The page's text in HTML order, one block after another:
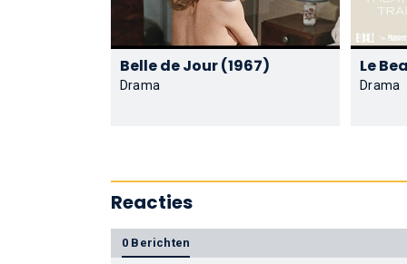
Belle de Jour (1967)
Drama Drama
Reacties
0 Berichten